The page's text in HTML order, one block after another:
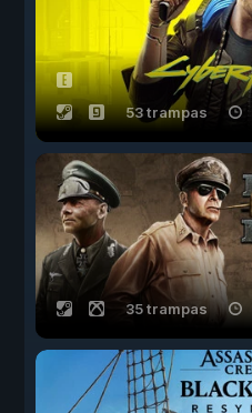
53 trampas
35 trampas